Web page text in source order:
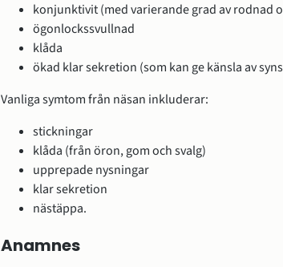
konjunktivit (med varierande grad av rodnad
ögonlockssvullnad
klåda
ökad klar sekretion (som kan ge känsla av
Vanliga symtom från näsan inkluderar:
stickningar
klåda (från öron, gom och svalg)
upprepade nysningar
klar sekretion
nästäppa.
Anamnes